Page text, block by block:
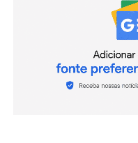
Ação TC Traders Club
Via antiga (Via Varejo)